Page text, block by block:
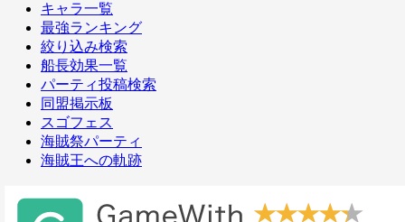
キャラ一覧
最強ランキング
絞り込み検索
船長効果一覧
パーティ投稿検索
同盟掲示板
スゴフェス
海賊祭パーティ
海賊王への軌跡